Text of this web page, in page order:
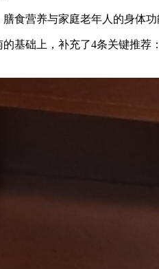
食营养与家庭老年人的身体
基础上，补充了4条关键推